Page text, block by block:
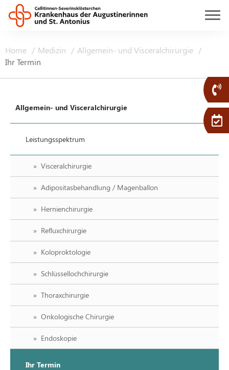
Home Medizin
Allgemein- und Visceralchirurgie
Ihr Termin
Allgemein- und Visceralchirurgie
Leistungsspektrum
Visceralchirurgie
Adipositasbehandlung / Magenballon
Hernienchirurgie
Refluxchirurgie
Koloproktologie
Schlüssellochchirurgie
Thoraxchirurgie
Onkologische Chirurgie
Endoskopie
Ihr Termin